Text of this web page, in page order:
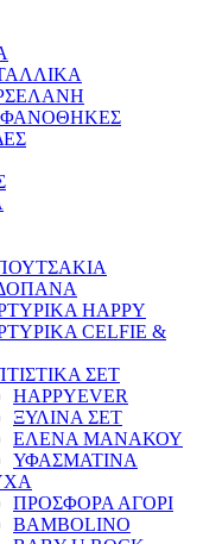
HAPPY
CELFIE &
ΣΕΤ
HAPPYEVER
ΞΥΛΙΝΑ ΣΕΤ
ΕΛΕΝΑ ΜΑΝΑΚΟΥ
ΥΦΑΣΜΑΤΙΝΑ
ΠΡΟΣΦΟΡΑ ΑΓΟΡΙ
BAMBOLINO